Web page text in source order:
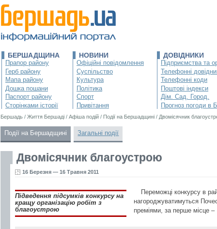
БЕРШАДЩИНА
Прапор району
Герб району
Мапа району
Дошка пошани
Паспорт району
Сторінками історії
НОВИНИ
Офіційні повідомлення
Суспільство
Культура
Політика
Спорт
Привітання
ДОВІДНИКИ
Підприємства та
Телефонні
Телефонні коди
Поштові індекси
Дім. Сад. Город.
Прогноз погоди в
Бершадь / Життя Бершаді / Афіша подій / Події на Бершадщині / Двомісячник
Події на Бершадщині Загальні події
Двомісячник благоустрою
16 Березня — 16 Травня 2011
Підведення підсумків конкурсу на
кращу організацію робіт з
благоустрою
Переможці конкурсу в
нагороджуватимуться
преміями, за перше місце –